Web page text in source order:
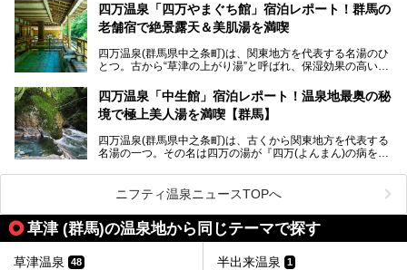
も多いかもしれません。
そこで筆者である私が実際に行ってみました！万座温泉の楽
しみ方や周辺の観光地を解説します。
また、日帰り入浴できる温泉から混浴可能な温泉まで、おす
すめの入浴施設もご紹介します！
四万温泉「四万やまぐち館」宿泊レポート！群馬の
老舗宿で絶景露天＆美肌湯を満喫
四万温泉(群馬県中之条町)は、関東地方を代表する名湯のひ
とつ。古から“草津の上がり湯”と呼ばれ、保湿効果の高い美
「四万やまぐち館」は、この地を代表する旅館の一つ。日帰
り入浴も可能ですが、やはり宿泊してじっくり楽しむのがベ
肌湯をはじめ、館内の魅力をたっぷりとご紹介します！
四万温泉「中生館」宿泊レポート！温泉地最奥の秘
境で極上美人湯を満喫【群馬】
四万温泉(群馬県中之条町)は、古くから関東地方を代表する
名湯の一つ。その名は四万の湯が『四万(よんまん)の病を癒
観光客で賑わう人気温泉地です。
「中生館」は四万温泉最奥に位置し、秘境感漂う老舗宿。泉
質の良さ(特に美人湯効果)に定評があり、知る人ぞ知る穴場
的存在です。今回は筆者自ら宿泊し、自慢の温泉をはじめ食
事・客室・共有スペースなど、宿の全貌を徹底紹介します。
ニフティ温泉ニュースTOPへ
草津 (群馬)の温泉地から同じテーマで探す
草津温泉 48 半出来温泉 1